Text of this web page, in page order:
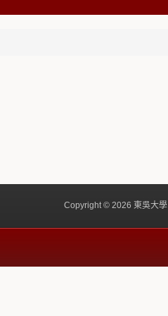
Copyright © 2026 東吳大學